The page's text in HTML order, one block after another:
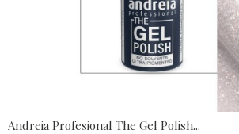
Andreia Profesional The Gel Polish...